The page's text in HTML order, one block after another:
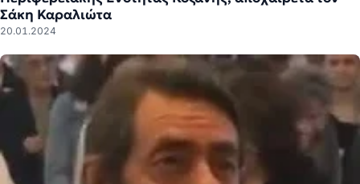
Σάκη Καραλιώτα
20.01.2024